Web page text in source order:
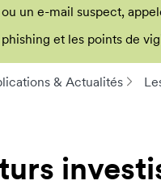
un e-mail suspect,
et les points de
& Actualités